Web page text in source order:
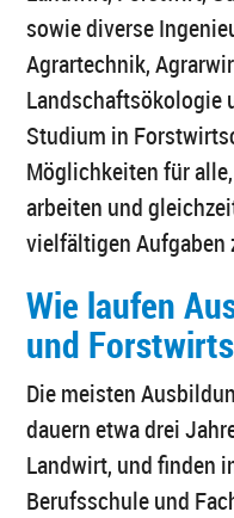
sowie diverse
Agrartechnik,
Landschaftsökologie
Studium in
Möglichkeiten für
arbeiten und
vielfältigen Aufgaben
Wie laufen
und
Die meisten
dauern etwa drei
Landwirt, und finden
Berufsschule und